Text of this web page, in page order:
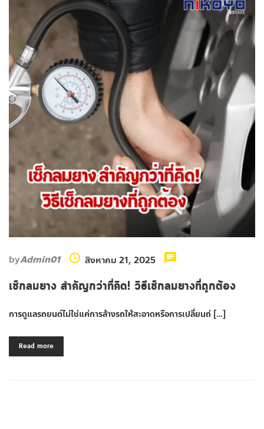
byAdmin01 สิงหาคม 21, 2025
เช็กลมยาง สำคัญกว่าที่คิด! วิธีเช็กลมยางที่ถูกต้อง
การดูแลรถยนต์ไม่ใช่แค่การล้างรถให้สะอาดหรือการเปลี่ยนถ่ […]
Read more